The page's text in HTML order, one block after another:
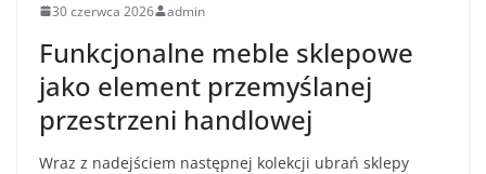
30 czerwca 2026 admin
Funkcjonalne meble sklepowe
jako element przemyślanej
przestrzeni handlowej
Wraz z nadejściem następnej kolekcji ubrań sklepy